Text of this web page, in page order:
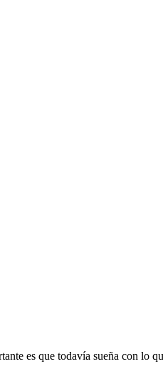
es que todavía sueña con lo